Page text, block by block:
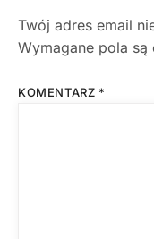
Twój adres email
Wymagane pola są
KOMENTARZ *